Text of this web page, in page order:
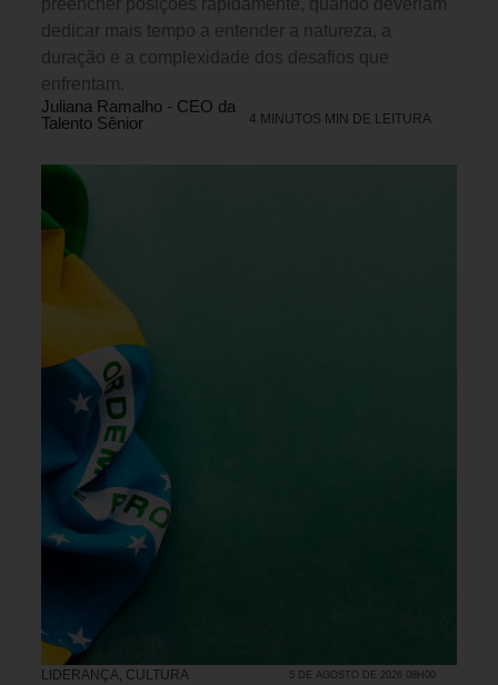
preencher posições rapidamente, quando deveriam
dedicar mais tempo a entender a natureza, a
duração e a complexidade dos desafios que
enfrentam.
Juliana Ramalho - CEO da
Talento Sênior
4 MINUTOS MIN DE LEITURA
LIDERANÇA, CULTURA
5 DE AGOSTO DE 2026 08H00